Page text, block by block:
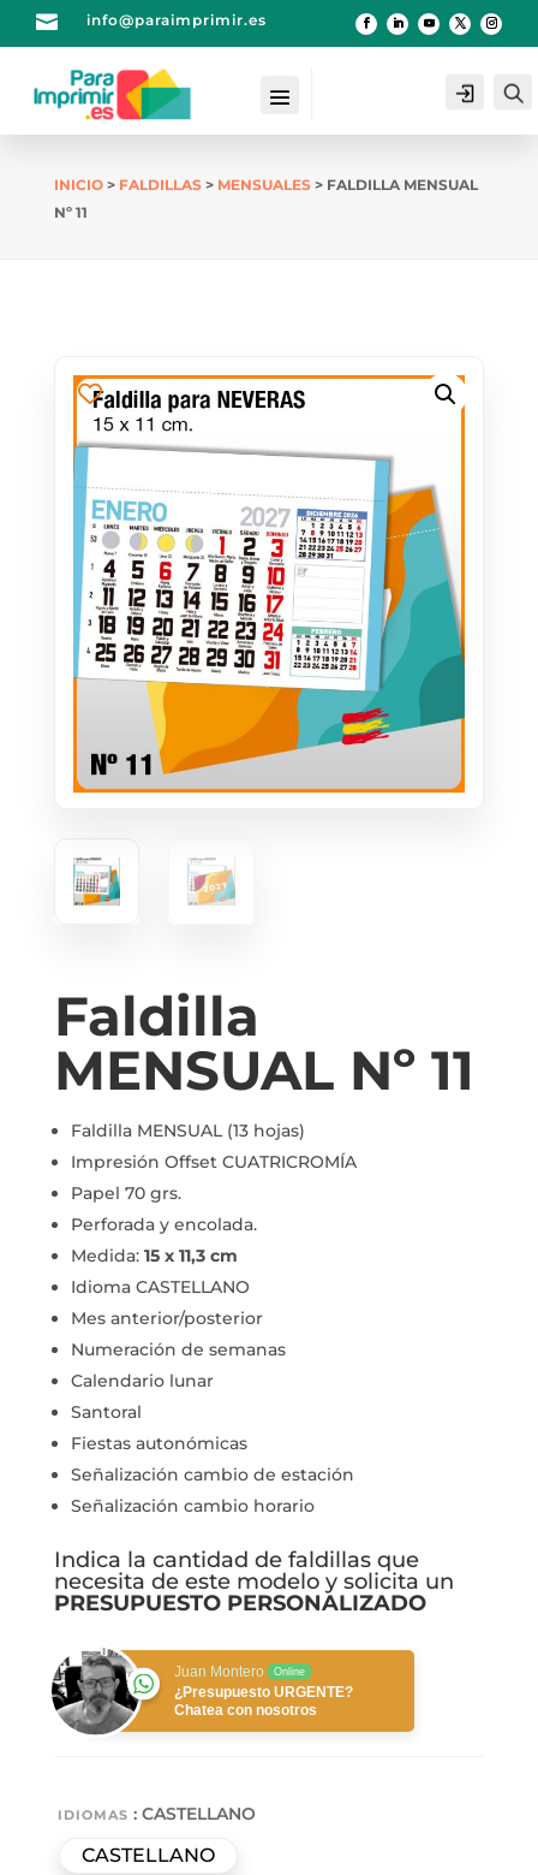
 info@paraimprimir.es
Login
INICIO> FALDILLAS> MENSUALES> FALDILLA MENSUAL
Nº 11
Faldilla
MENSUAL Nº 11
Faldilla MENSUAL (13 hojas)
Impresión Offset CUATRICROMÍA
Papel 70 grs.
Perforada y encolada.
Medida: 15 x 11,3 cm
Idioma CASTELLANO
Mes anterior/posterior
Numeración de semanas
Calendario lunar
Santoral
Fiestas autonómicas
Señalización cambio de estación
Señalización cambio horario
Indica la cantidad de faldillas que
necesita de este modelo y solicita un
PRESUPUESTO PERSONALIZADO
Juan Montero Online
¿Presupuesto URGENTE?
Chatea con nosotros
IDIOMAS : CASTELLANO
CASTELLANO